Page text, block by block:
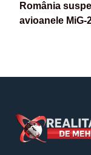
România
avioanele MiG-